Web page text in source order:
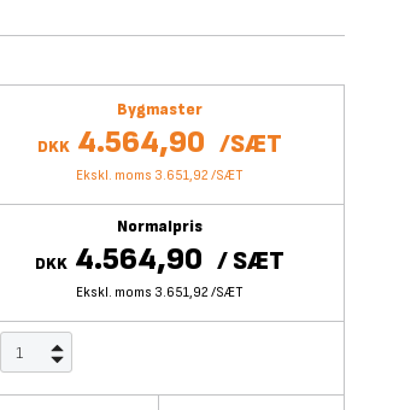
Bygmaster
DKK 4.564,90 /SÆT
Ekskl. moms 3.651,92 /SÆT
Normalpris
DKK 4.564,90 /SÆT
Ekskl. moms 3.651,92 /SÆT